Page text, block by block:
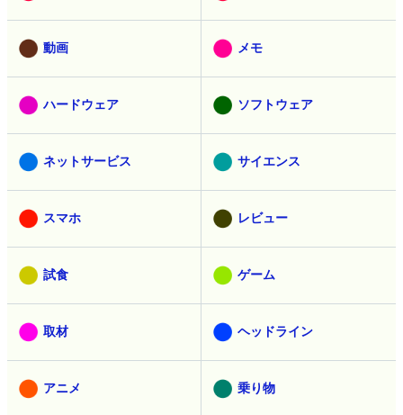
動画 メモ
ハードウェア ソフトウェア
ネットサービス サイエンス
スマホ レビュー
試食 ゲーム
取材 ヘッドライン
アニメ 乗り物